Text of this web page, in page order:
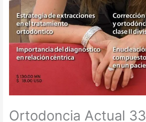
Ortodoncia Actual 33